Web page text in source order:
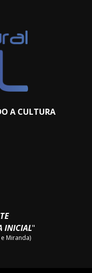
A CULTURA
INICIAL"
Miranda)